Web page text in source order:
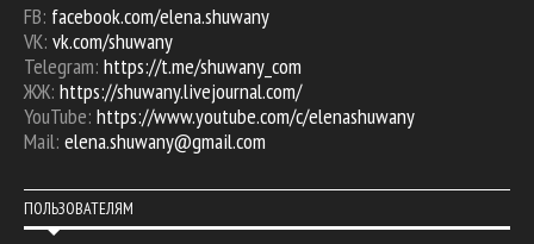
FB: facebook.com/elena.shuwany
VK: vk.com/shuwany
Telegram: https://t.me/shuwany_com
ЖЖ: https://shuwany.livejournal.com/
YouTube: https://www.youtube.com/c/elenashuwany
Mail: elena.shuwany@gmail.com
ПОЛЬЗОВАТЕЛЯМ